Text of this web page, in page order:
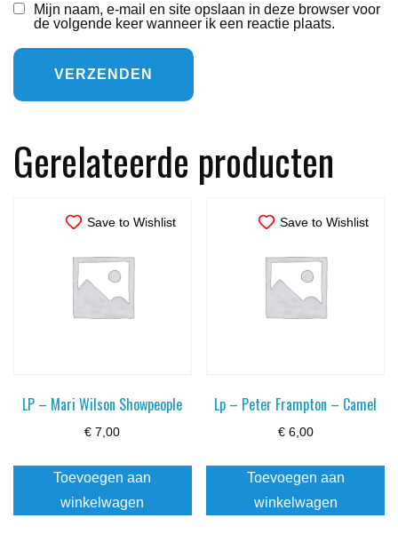
Mijn naam, e-mail en site opslaan in deze browser voor
de volgende keer wanneer ik een reactie plaats.
Gerelateerde producten
Save to Wishlist
LP – Mari Wilson Showpeople
€ 7,00
Toevoegen aan
winkelwagen
Save to Wishlist
Lp – Peter Frampton – Camel
€6,00
Toevoegen aan
winkelwagen